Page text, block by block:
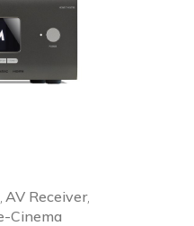
AV Receiver,
Cinema